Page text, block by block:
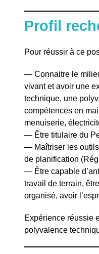
Profil
Pour réussir à ce
— Connaitre le
vivant et avoir une
technique, une
compétences en
menuiserie,
— Être titulaire du
— Maîtriser les
de planification
— Être capable
travail de terrain,
organisé, avoir
Expérience réussie
polyvalence